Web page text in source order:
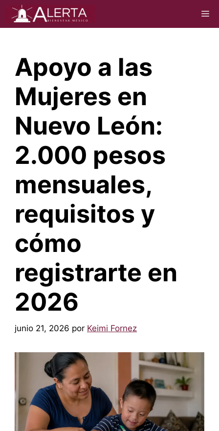
Saltar
contenido
Apoyo a las
Mujeres en
Nuevo León:
2.000 pesos
mensuales,
requisitos y
cómo
registrarte en
2026
junio 21, 2026 por Keimi Fornez